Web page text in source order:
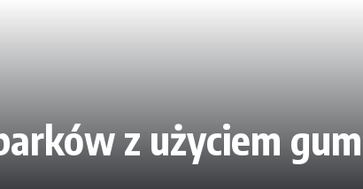
z użyciem gum